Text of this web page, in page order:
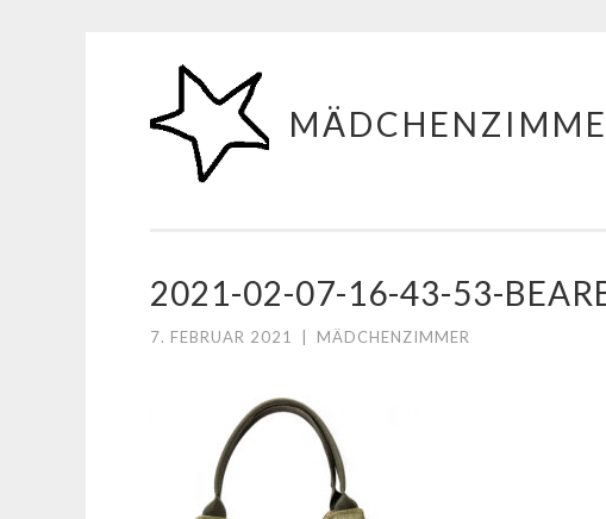
Zum
Inhalt
springen
2021-02-07-16-43-53-
7. FEBRUAR 2021 MÄDCHENZIMMER